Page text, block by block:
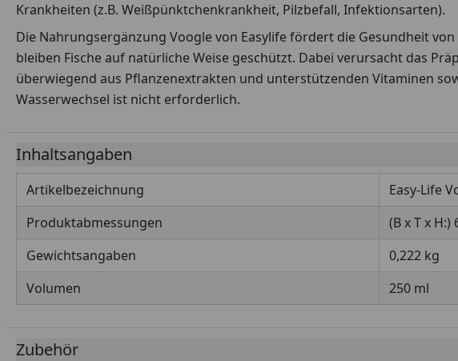
Krankheiten (z.B. Weißpünktchenkrankheit, Pilzbefall, Infektionsarten).
Die Nahrungsergänzung Voogle von Easylife fördert die Gesundheit
bleiben Fische auf natürliche Weise geschützt. Dabei verursacht das
überwiegend aus Pflanzenextrakten und unterstützenden Vitaminen
Wasserwechsel ist nicht erforderlich.
Inhaltsangaben
Artikelbezeichnung
Easy-Life
Produktabmessungen
(B x T x H:)
Gewichtsangaben
0,222 kg
Volumen
250 ml
Zubehör